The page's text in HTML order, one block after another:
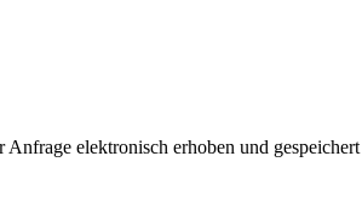
elektronisch erhoben und